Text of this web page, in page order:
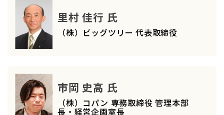
里村 佳行 氏
（株）ビッグツリー 代表取締役
市岡 史高 氏
（株）コパン 専務取締役 管理本部
長・経営企画室長